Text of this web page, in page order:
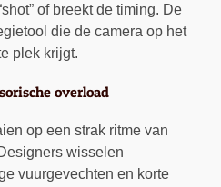
of breekt de timing. De
die de camera op het
plek krijgt.
overload
op een strak ritme van
wisselen
vuurgevechten en korte